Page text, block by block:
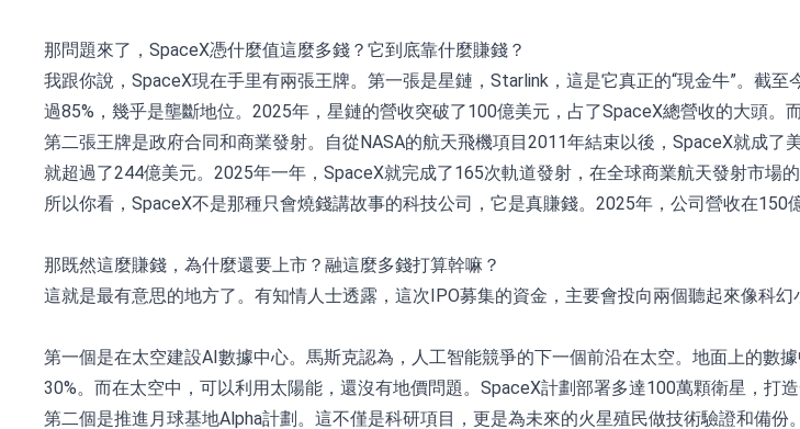
那問題來了，SpaceX憑什麼值這麼多錢？它到底靠什麼賺錢？
我跟你說，SpaceX現在手里有兩張王牌。第一張是星鏈，Starlink，這是它真正的“現金牛”。截
過85%，幾乎是壟斷地位。2025年，星鏈的營收突破了100億美元，占了SpaceX總營收的大頭。
第二張王牌是政府合同和商業發射。自從NASA的航天飛機項目2011年結束以後，SpaceX就成
就超過了244億美元。2025年一年，SpaceX就完成了165次軌道發射，在全球商業航天發射市場的
所以你看，SpaceX不是那種只會燒錢講故事的科技公司，它是真賺錢。2025年，公司營收在150
那既然這麼賺錢，為什麼還要上市？融這麼多錢打算幹嘛？
這就是最有意思的地方了。有知情人士透露，這次IPO募集的資金，主要會投向兩個聽起來像科幻
第一個是在太空建設AI數據中心。馬斯克認為，人工智能競爭的下一個前沿在太空。地面上的數
30%。而在太空中，可以利用太陽能，還沒有地價問題。SpaceX計劃部署多達100萬顆衛星，打造
第二個是推進月球基地Alpha計劃。這不僅是科研項目，更是為未來的火星殖民做技術驗證和備